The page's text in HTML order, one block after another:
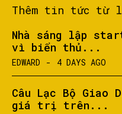
Thêm tin tức từ
Nhà sáng lập
vì biển thủ...
EDWARD - 4 DAYS AGO
Câu Lạc Bộ Giao
giá trị trên...